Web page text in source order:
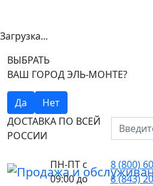
Загрузка...
ВЫБРАТЬ
ВАШ ГОРОД ЭЛЬ-МОНТЕ?
Да
Нет
ДОСТАВКА ПО ВСЕЙ
РОССИИ
ПН-ПТ с
09:00 до
8 (800)
8 (843)